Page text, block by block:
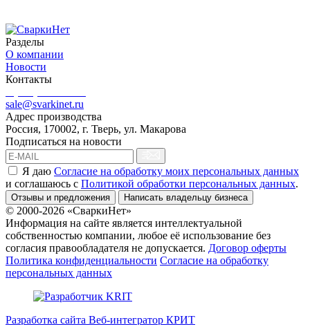
Разделы
О компании
Новости
Контакты
sale@svarkinet.ru
Адрес производства
Россия, 170002, г. Тверь, ул. Макарова
Подписаться на новости
Я даю Согласие на обработку моих персональных данных
и соглашаюсь c Политикой обработки персональных данных.
Отзывы и предложения Написать владельцу бизнеса
© 2000-2026 «СваркиНет»
Информация на сайте является интеллектуальной
собственностью компании, любое её использование без
согласия правообладателя не допускается. Договор оферты
Политика конфиденциальности Согласие на обработку
персональных данных
Разработка сайта Веб-интегратор КРИТ